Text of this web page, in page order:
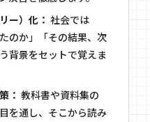
ー）化： 社会では
のか」「その結果、次
背景をセットで覚えま
： 教科書や資料集の
を通し、そこから読み